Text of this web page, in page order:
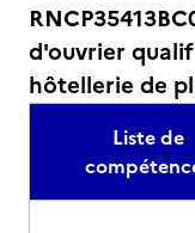
d'ouvrier
hôtellerie de
Liste de